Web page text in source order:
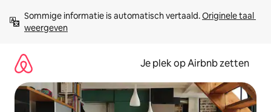
direct
naar
Sommige informatie is automatisch vertaald. Originele taal
weergeven
Je plek op Airbnb zetten